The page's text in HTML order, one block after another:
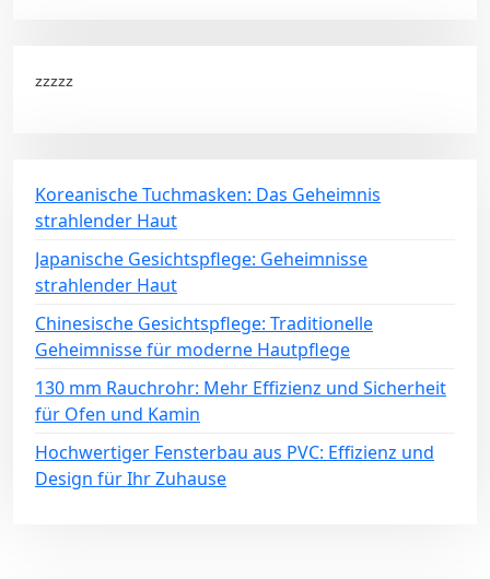
zzzzz
Koreanische Tuchmasken: Das Geheimnis
strahlender Haut
Japanische Gesichtspflege: Geheimnisse
strahlender Haut
Chinesische Gesichtspflege: Traditionelle
Geheimnisse für moderne Hautpflege
130 mm Rauchrohr: Mehr Effizienz und Sicherheit
für Ofen und Kamin
Hochwertiger Fensterbau aus PVC: Effizienz und
Design für Ihr Zuhause